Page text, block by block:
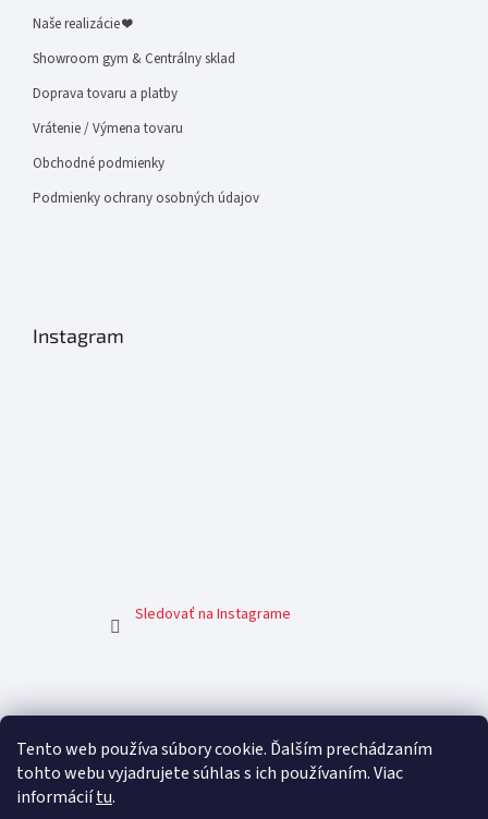
Tento web používa súbory cookie. Ďalším prechádzaním
tohto webu vyjadrujete súhlas s ich používaním. Viac
informáciítu.
Naše realizácie ❤
Showroom gym & Centrálny sklad
Doprava tovaru a platby
Vrátenie / Výmena tovaru
Obchodné podmienky
Podmienky ochrany osobných údajov
Instagram
Sledovať na Instagrame
Facebook